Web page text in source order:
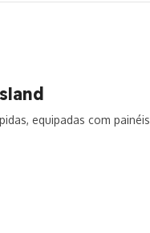
equipadas com painéis